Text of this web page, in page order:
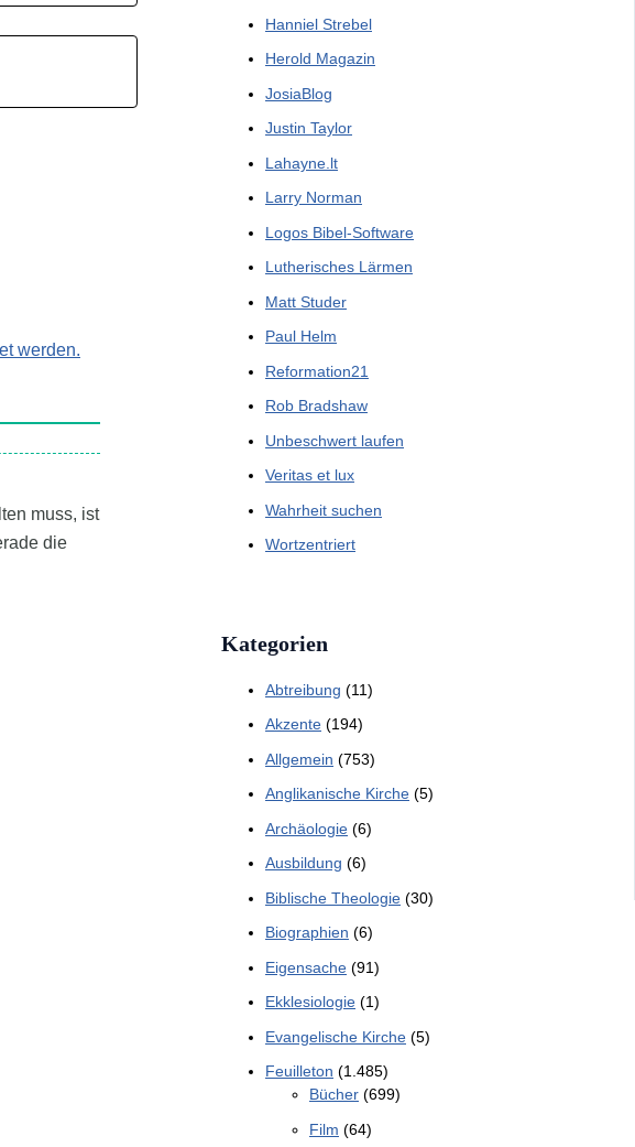
werden.
muss, ist
die
Hanniel Strebel
Herold Magazin
JosiaBlog
Justin Taylor
Lahayne.lt
Larry Norman
Logos Bibel-Software
Lutherisches Lärmen
Matt Studer
Paul Helm
Reformation21
Rob Bradshaw
Unbeschwert laufen
Veritas et lux
Wahrheit suchen
Wortzentriert
Kategorien
Abtreibung (11)
Akzente (194)
Allgemein (753)
Anglikanische Kirche (5)
Archäologie (6)
Ausbildung (6)
Biblische Theologie (30)
Biographien (6)
Eigensache (91)
Ekklesiologie (1)
Evangelische Kirche (5)
Feuilleton (1.485)
Bücher (699)
Film (64)